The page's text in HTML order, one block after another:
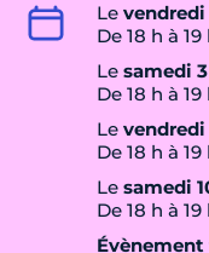
Le vendredi
De 18 h à 19
Le samedi
De 18 h à 19
Le
De 18 h à 19
Le samedi
De 18 h à 19